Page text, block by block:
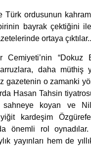
Türk ordusunun
bayrak çektiğini
ortaya çıktılar..
Cemiyeti’nin “Dokuz
daha müthiş
gazetenin o zamanki
Hasan Tahsin
sahneye koyan ve
kardeşim
önemli rol
yayınları hem de